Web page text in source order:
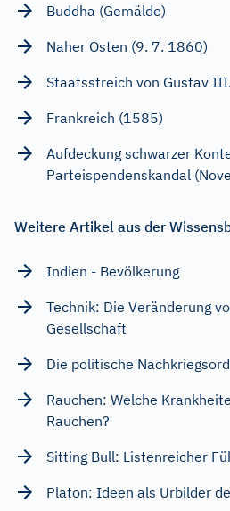
Buddha (Gemälde)
Naher Osten (9. 7. 1860)
Staatsstreich von Gustav
Frankreich (1585)
Aufdeckung schwarzer
Parteispendenskandal
Weitere Artikel aus der
Indien - Bevölkerung
Technik: Die Veränderung
Gesellschaft
Die politische
Rauchen: Welche
Rauchen?
Sitting Bull: Listenreicher
Platon: Ideen als Urbilder